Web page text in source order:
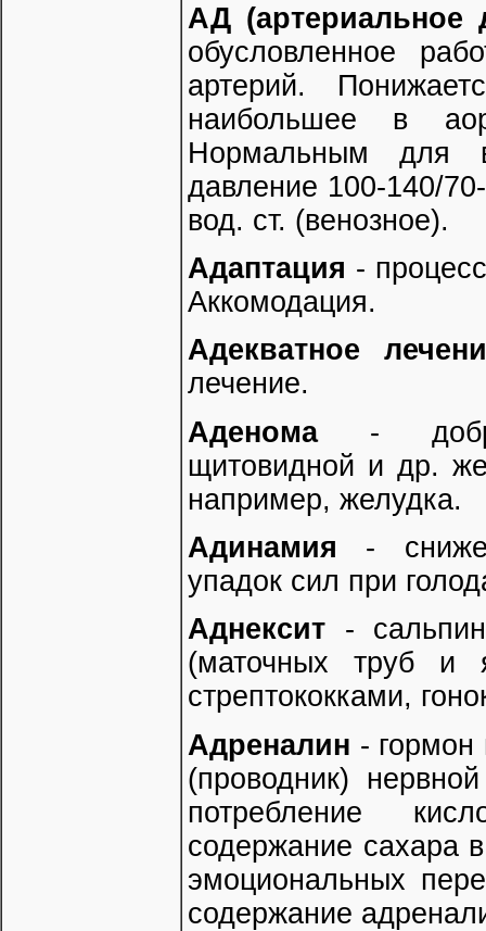
АД (артериальное
обусловленное
артерий.
наибольшее в
Нормальным для
давление 100-140/
вод. ст. (венозное).
Адаптация -
Аккомодация.
Адекватное
лечение.
Аденома-
щитовидной и др.
например, желудка.
Адинамия -
упадок сил при
Аднексит -
(маточных труб и
стрептококками,
Адреналин - гормон
(проводник)
потребление
содержание сахара
эмоциональных
содержание